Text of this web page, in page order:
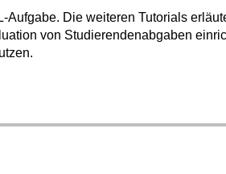
Die weiteren Tutorials
von Studierendenabgaben